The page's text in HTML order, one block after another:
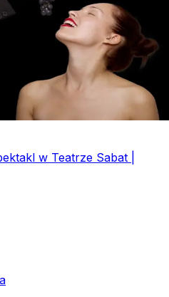
w Teatrze Sabat |